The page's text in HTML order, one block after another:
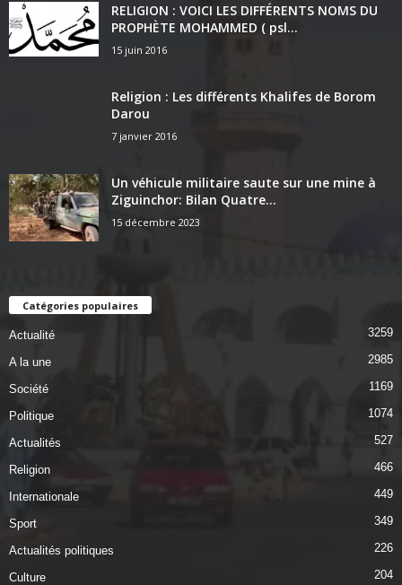
RELIGION : VOICI LES DIFFÉRENTS NOMS DU
PROPHÈTE MOHAMMED ( psl...
15 juin 2016
Religion : Les différents Khalifes de Borom
Darou
7 janvier 2016
Un véhicule militaire saute sur une mine à
Ziguinchor: Bilan Quatre...
15 décembre 2023
Catégories populaires
Actualité 3259
A la une 2985
Société 1169
Politique 1074
Actualités 527
Religion 466
Internationale 449
Sport 349
Actualités politiques 226
Culture 204